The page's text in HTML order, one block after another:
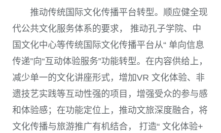
推动传统国际文化传播平台转型。顺应健全现
代公共文化服务体系的要求， 推动孔子学院、中
国文化中心等传统国际文化传播平台从“ 单向信息
传递”向“互动体验服务”功能转型。在内容供给上，
减少单一的文化讲座形式，增加VR 文化体验、非
遗技艺实践等互动性强的项目，增强受众的参与感
和体验感；在功能定位上，推动文旅深度融合，将
文化传播与旅游推广有机结合， 打造“ 文化体验+